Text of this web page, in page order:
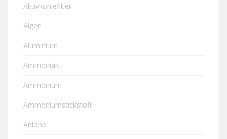
Aktivkohlefilter
Algen
Aluminium
Ammoniak
Ammonium
Ammoniumstickstoff
Anione